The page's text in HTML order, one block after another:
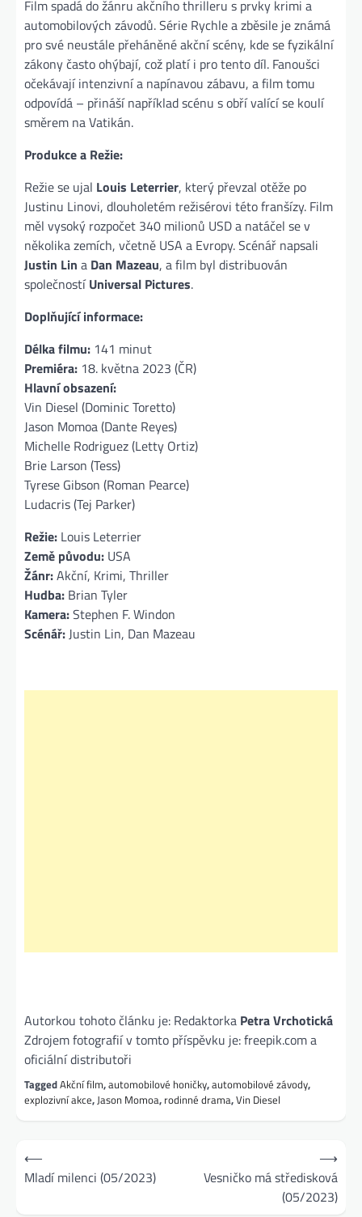
Film spadá do žánru akčního thrilleru s prvky krimi a
automobilových závodů. Série Rychle a zběsile je známá
pro své neustále přeháněné akční scény, kde se fyzikální
zákony často ohýbají, což platí i pro tento díl. Fanoušci
očekávají intenzivní a napínavou zábavu, a film tomu
odpovídá – přináší například scénu s obří valící se koulí
směrem na Vatikán​.
Produkce a Režie:
Režie se ujal Louis Leterrier, který převzal otěže po
Justinu Linovi, dlouholetém režisérovi této franšízy. Film
měl vysoký rozpočet 340 milionů USD a natáčel se v
několika zemích, včetně USA a Evropy. Scénář napsali
Justin Lin a Dan Mazeau, a film byl distribuován
společnostíUniversal Pictures​.
Doplňující informace:
Délka filmu: 141 minut
Premiéra: 18. května 2023 (ČR)
Hlavní obsazení:
Vin Diesel (Dominic Toretto)
Jason Momoa (Dante Reyes)
Michelle Rodriguez (Letty Ortiz)
Brie Larson (Tess)
Tyrese Gibson (Roman Pearce)
Ludacris (Tej Parker)
Režie: Louis Leterrier
Země původu: USA
Žánr:Akční, Krimi, Thriller
Hudba: Brian Tyler
Kamera:Stephen F. Windon
Scénář:Justin Lin, Dan Mazeau
Autorkou tohoto článku je: Redaktorka Petra Vrchotická
Zdrojem fotografií v tomto příspěvku je: freepik.com a
oficiální distributoři
TaggedAkční film,automobilové honičky,automobilové závody,
explozivní akce,Jason Momoa, rodinné drama,Vin Diesel
Navigace
pro
⟵
Mladí milenci (05/2023)
Vesničko má středisková
(05/2023)
⟶